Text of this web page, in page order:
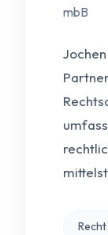
mbB
Recht